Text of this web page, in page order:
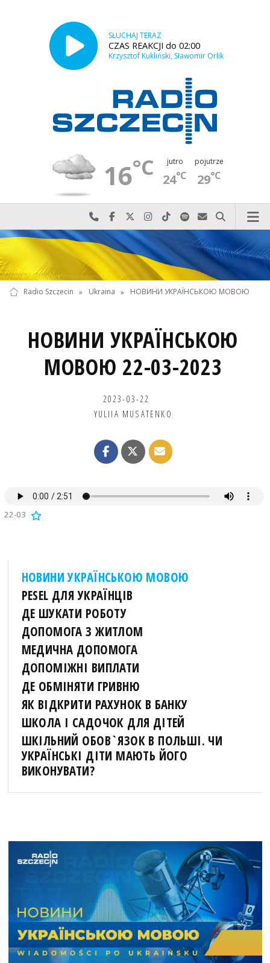
SŁUCHAJ TERAZ
CZAS REAKCJI do 02:00
Krzysztof Kukliński, Sławomir Orlik
16°C jutro
24°C
pojutrze
29°C
Najlepiej po prostu do nas zadzwoń
Odwiedź nas na Facebook-u
Odwiedź nas na X
Odwiedź nas na Instagram-ie
Odwiedź nas na TikTok-u
Szukaj nas na Spotify
Wyślij do nas
Szukaj
Radio Szczecin » Ukraina » НОВИНИ УКРАЇНСЬКОЮ МОВОЮ
НОВИНИ УКРАЇНСЬКОЮ
МОВОЮ 22-03-2023
2023-03-22
YULIIA MUSATENKO
22-03
НОВИНИ УКРАЇНСЬКОЮ МОВОЮ
PESEL ДЛЯ УКРАЇНЦІВ
ДЕ ШУКАТИ РОБОТУ
ДОПОМОГА З ЖИТЛОМ
МЕДИЧНА ДОПОМОГА
ДОПОМІЖНІ ВИПЛАТИ
ДЕ ОБМІНЯТИ ГРИВНЮ
ЯК ВІДКРИТИ РАХУНОК В БАНКУ
ШКОЛА І САДОЧОК ДЛЯ ДІТЕЙ
ШКІЛЬНИЙ ОБОВ`ЯЗОК В ПОЛЬШІ. ЧИ
УКРАЇНСЬКІ ДІТИ МАЮТЬ ЙОГО
ВИКОНУВАТИ?